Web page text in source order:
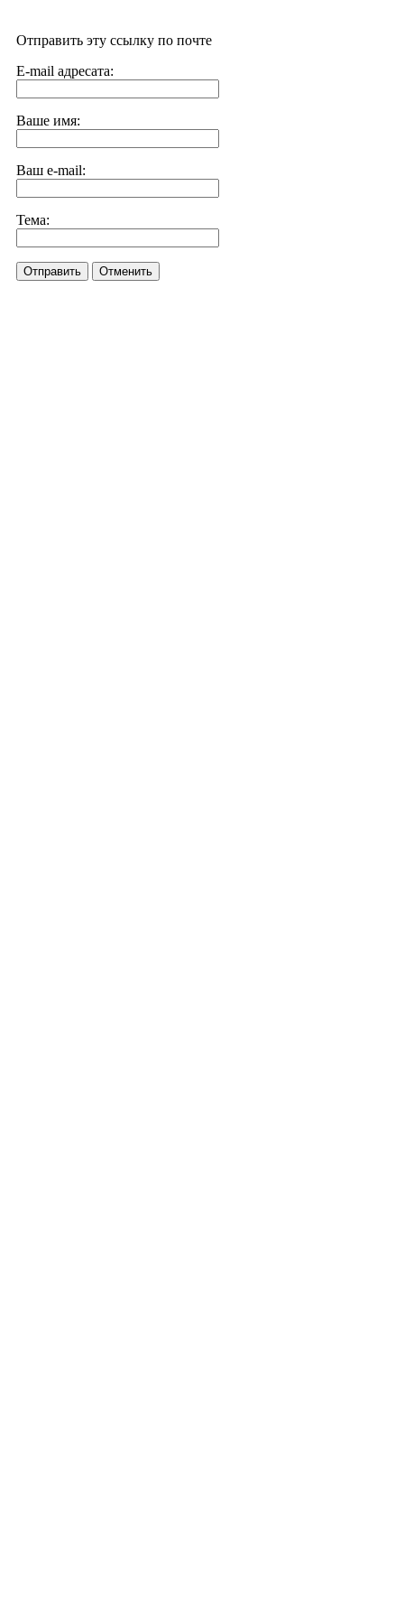
Отправить эту ссылку по почте
E-mail адресата:
Ваше имя:
Ваш e-mail:
Тема:
Отправить Отменить